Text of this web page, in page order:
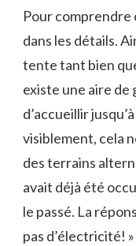
Pour comprendre
dans les détails.
tente tant bien
existe une aire de
d’accueillir
visiblement, cela
des terrains
avait déjà été
le passé. La
pas d’électricité!